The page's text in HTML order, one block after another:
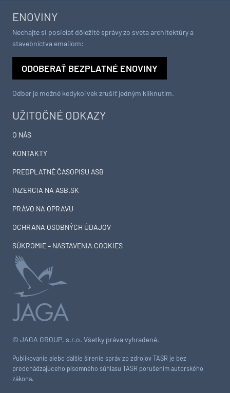
© JAGA GROUP, s.r.o. Všetky práva vyhradené.
Publikovanie alebo ďalšie šírenie správ zo zdrojov TASR je bez
predchádzajúceho písomného súhlasu TASR porušením autorského
zákona.
UŽITOČNÉ ODKAZY
O NÁS
KONTAKTY
PREDPLATNÉ ČASOPISU ASB
INZERCIA NA ASB.SK
PRÁVO NA OPRAVU
OCHRANA OSOBNÝCH ÚDAJOV
SÚKROMIE – NASTAVENIA COOKIES
ENOVINY
Nechajte si posielať dôležité správy zo sveta architektúry a
stavebníctva emailom:
ODOBERAŤ BEZPLATNÉ ENOVINY
Odber je možné kedykoľvek zrušiť jedným kliknutím.